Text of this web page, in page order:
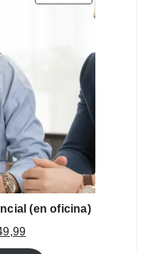
EN
(en oficina)
El
precio